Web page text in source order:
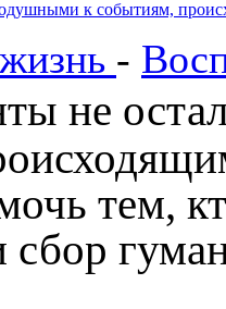
к событиям,
-
не
тем,
сбор